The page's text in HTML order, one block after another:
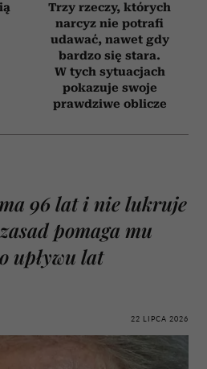
Trzy rzeczy, których
narcyz nie potrafi
udawać, nawet gdy
bardzo się stara.
W tych sytuacjach
pokazuje swoje
prawdziwe oblicze
96 lat i nie lukruje
pomaga mu
upływu lat
22 LIPCA 2026